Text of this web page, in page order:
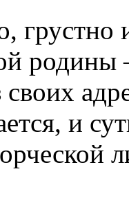
грустно
и